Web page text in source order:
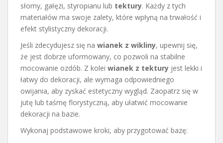
słomy, gałęzi, styropianu lub tektury. Każdy z tych
materiałów ma swoje zalety, które wpłyną na trwałość i
efekt stylistyczny dekoracji.
Jeśli zdecydujesz się na wianek z wikliny, upewnij się,
że jest dobrze uformowany, co pozwoli na stabilne
mocowanie ozdób. Z kolei wianek z tektury jest lekki i
łatwy do dekoracji, ale wymaga odpowiedniego
owijania, aby zyskać estetyczny wygląd. Zaopatrz się w
jutę lub taśmę florystyczną, aby ułatwić mocowanie
dekoracji na bazie.
Wykonaj podstawowe kroki, aby przygotować bazę: